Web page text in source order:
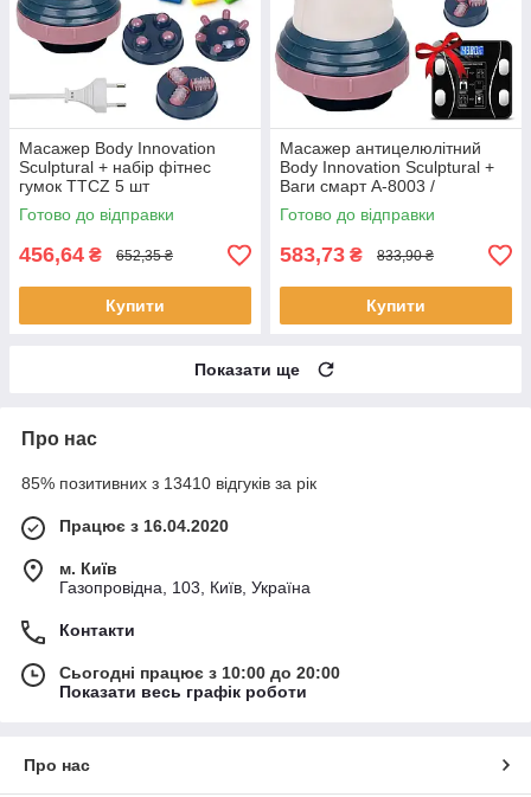
Масажер Body Innovation
Sculptural + набір фітнес
гумок TTCZ 5 шт
Готово до відправки
456,64 ₴ 652,35 ₴
Купити
Масажер антицелюлітний
Body Innovation Sculptural +
Ваги смарт A-8003 /
Вібромасажер для тіла
Готово до відправки
583,73 ₴ 833,90 ₴
Купити
Показати ще
Про нас
85% позитивних з 13410 відгуків за рік
Працює з 16.04.2020
м. Київ
Газопровідна, 103, Київ, Україна
Контакти
Сьогодні працює з 10:00 до 20:00
Показати весь графік роботи
Про нас